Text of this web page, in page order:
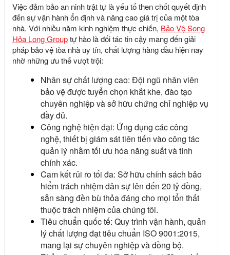
Việc đảm bảo an ninh trật tự là yếu tố then chốt quyết định
đến sự vận hành ổn định và nâng cao giá trị của một tòa
nhà. Với nhiều năm kinh nghiệm thực chiến, Bảo Vệ Song
Hỏa Long Grouptự hào là đối tác tin cậy mang đến giải
pháp bảo vệ tòa nhà uy tín, chất lượng hàng đầu hiện nay
nhờ những ưu thế vượt trội:
Nhân sự chất lượng cao: Đội ngũ nhân viên
bảo vệ được tuyển chọn khắt khe, đào tạo
chuyên nghiệp và sở hữu chứng chỉ nghiệp vụ
đầy đủ.
Công nghệ hiện đại: Ứng dụng các công
nghệ, thiết bị giám sát tiên tiến vào công tác
quản lý nhằm tối ưu hóa năng suất và tính
chính xác.
Cam kết rủi ro tối đa: Sở hữu chính sách bảo
hiểm trách nhiệm dân sự lên đến 20 tỷ đồng,
sẵn sàng đền bù thỏa đáng cho mọi tổn thất
thuộc trách nhiệm của chúng tôi.
Tiêu chuẩn quốc tế: Quy trình vận hành, quản
lý chất lượng đạt tiêu chuẩn ISO 9001:2015,
mang lại sự chuyên nghiệp và đồng bộ.